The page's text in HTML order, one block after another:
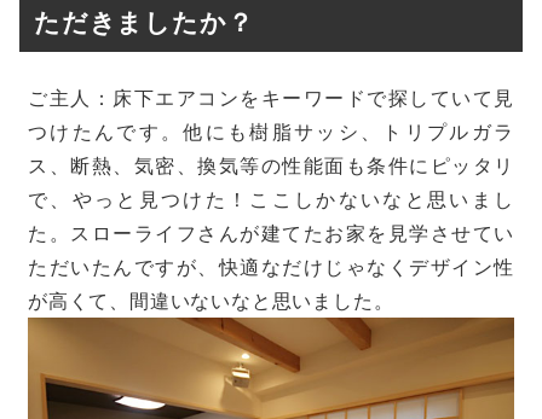
ただきましたか？
ご主人：床下エアコンをキーワードで探していて見
つけたんです。他にも樹脂サッシ、トリプルガラ
ス、断熱、気密、換気等の性能面も条件にピッタリ
で、やっと見つけた！ここしかないなと思いまし
た。スローライフさんが建てたお家を見学させてい
ただいたんですが、快適なだけじゃなくデザイン性
が高くて、間違いないなと思いました。